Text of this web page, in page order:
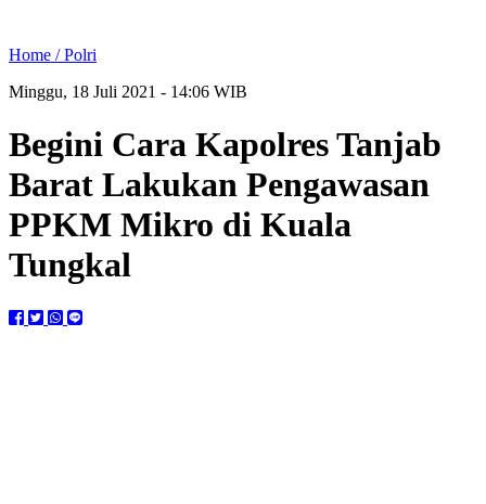
Home /Polri
Minggu, 18 Juli 2021 - 14:06 WIB
Begini Cara Kapolres Tanjab
Barat Lakukan Pengawasan
PPKM Mikro di Kuala
Tungkal